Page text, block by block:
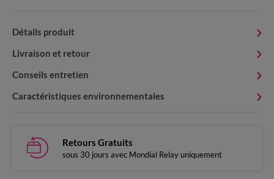
Détails produit
Livraison et retour
Conseils entretien
Caractéristiques environnementales
Retours Gratuits
sous 30 jours avec Mondial Relay uniquement